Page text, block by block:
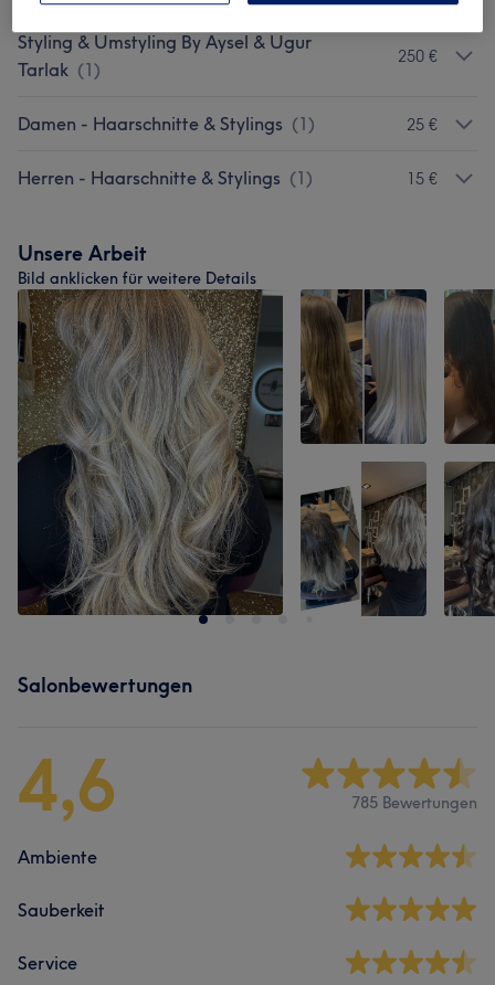
Styling & Umstyling By Aysel & Ugur
Tarlak (1)
250 €
Damen - Haarschnitte & Stylings (1) 25 €
Herren - Haarschnitte & Stylings (1) 15 €
Unsere Arbeit
Bild anklicken für weitere Details
Salonbewertungen
4,6 785 Bewertungen
Ambiente
Sauberkeit
Service